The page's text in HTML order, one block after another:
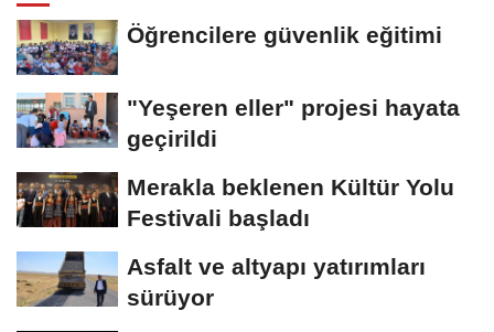
Öğrencilere güvenlik eğitimi
"Yeşeren eller" projesi hayata
geçirildi
Merakla beklenen Kültür Yolu
Festivali başladı
Asfalt ve altyapı yatırımları
sürüyor